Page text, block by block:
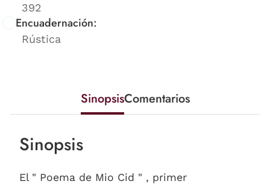
392
Encuadernación:
Rústica
SinopsisComentarios
Sinopsis
El " Poema de Mio Cid " , primer